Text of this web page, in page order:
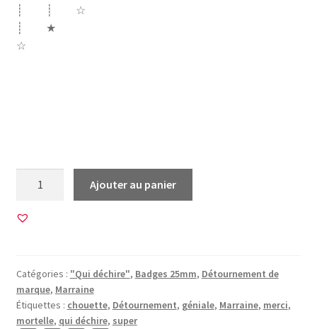
┊ ┊ ☆
┊ ★
☆
20
25mm
•
BG00139
Ajouter au panier
Catégories : "Qui déchire", Badges 25mm, Détournement de
marque, Marraine
Étiquettes : chouette, Détournement, géniale, Marraine, merci,
mortelle, qui déchire, super